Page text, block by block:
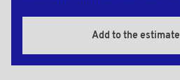
Add to the estimate